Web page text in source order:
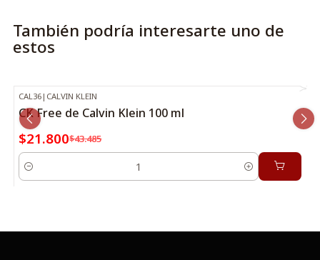
También podría interesarte uno de
estos
-50%OFF
CAL36 | CALVIN KLEIN
CK Free de Calvin Klein 100 ml
$21.800$43.485
Cantidad